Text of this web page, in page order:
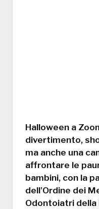
Halloween a
divertimento,
ma anche una
affrontare le
bambini, con la
dell’Ordine dei
Odontoiatri della